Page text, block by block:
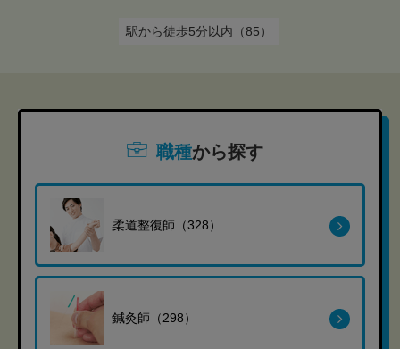
駅から徒歩5分以内（85）
職種から探す
柔道整復師（328）
鍼灸師（298）